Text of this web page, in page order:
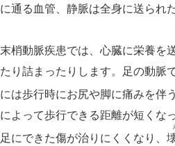
に通る血管、静脈は全身に送られ
末梢動脈疾患では、心臓に栄養を
たり詰まったりします。足の動脈
には歩行時にお尻や脚に痛みを伴
によって歩行できる距離が短くな
足にできた傷が治りにくくなり、